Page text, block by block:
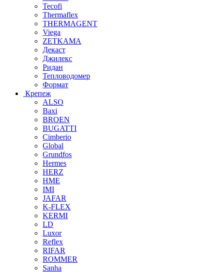
Tecofi
Thermaflex
THERMAGENT
Viega
ZETKAMA
Декаст
Джилекс
Ридан
Тепловодомер
Формат
Крепеж
ALSO
Baxi
BROEN
BUGATTI
Cimberio
Global
Grundfos
Hermes
HERZ
HME
IMI
JAFAR
K-FLEX
KERMI
LD
Luxor
Reflex
RIFAR
ROMMER
Sanha